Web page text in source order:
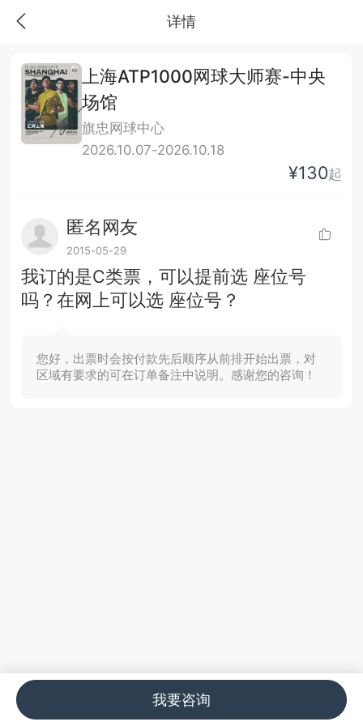
详情
上海ATP1000网球大师赛-中央
场馆
旗忠网球中心
2026.10.07-2026.10.18
¥130起
匿名网友
2015-05-29
我订的是C类票，可以提前选 座位号
吗？在网上可以选 座位号？
您好，出票时会按付款先后顺序从前排开始出票，对
区域有要求的可在订单备注中说明。感谢您的咨询！
我要咨询